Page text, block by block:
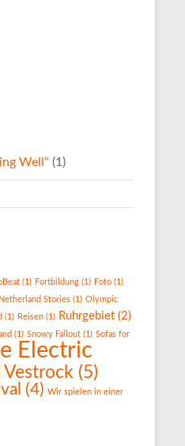
Well“ (1)
(1) Fortbildung (1) Foto (1)
Netherland Stories (1) Olympic
(1) Reisen (1) Ruhrgebiet (2)
(1) Snowy Fallout (1) Sofas for
Electric
Vestrock (5)
(4) Wir spielen in einer